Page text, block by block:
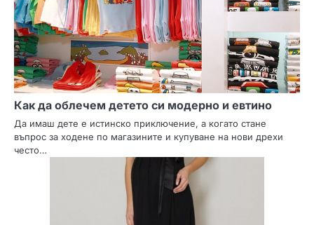
Как да облечем детето си модерно и евтино
Да имаш дете е истинско приключение, а когато стане
въпрос за ходене по магазините и купуване на нови дрехи
често…